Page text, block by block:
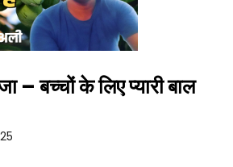
– बच्चों के लिए प्यारी बाल